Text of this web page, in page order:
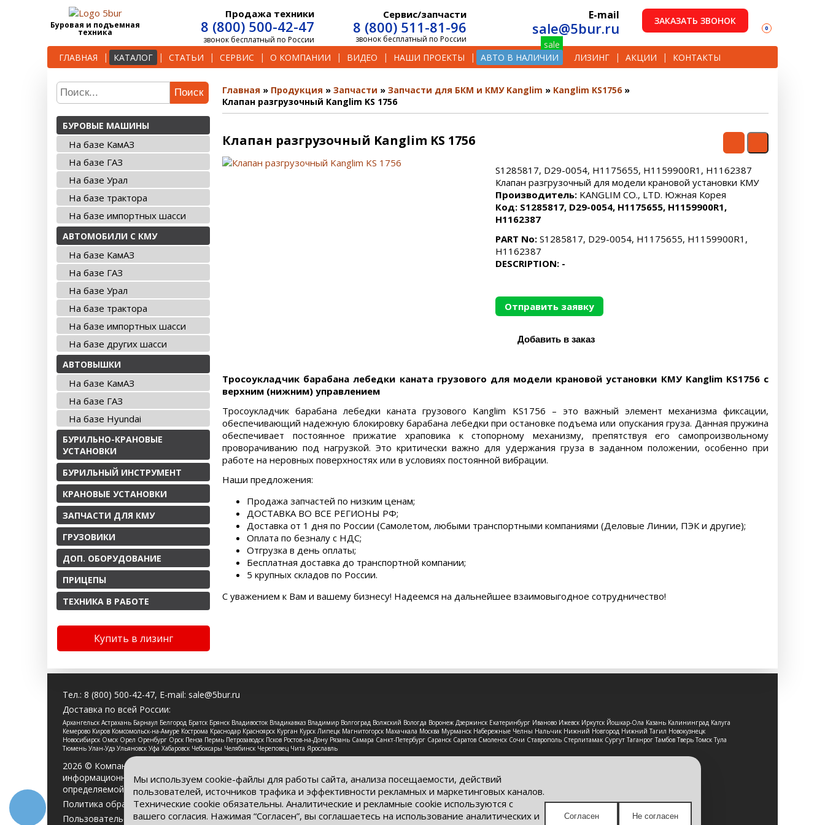
Буровая и подъемная
техника
Продажа техники
8 (800) 500-42-47
звонок бесплатный по России
Сервис/запчасти
8 (800) 511-81-96
звонок бесплатный по России
E-mail
sale@5bur.ru ЗАКАЗАТЬ ЗВОНОК
0
ГЛАВНАЯ КАТАЛОГ СТАТЬИ СЕРВИС О КОМПАНИИ ВИДЕО НАШИ ПРОЕКТЫ АВТО В НАЛИЧИИ ЛИЗИНГ АКЦИИ КОНТАКТЫ
Поиск
БУРОВЫЕ МАШИНЫ
На базе КамАЗ
На базе ГАЗ
На базе Урал
На базе трактора
На базе импортных шасси
АВТОМОБИЛИ С КМУ
На базе КамАЗ
На базе ГАЗ
На базе Урал
На базе трактора
На базе импортных шасси
На базе других шасси
АВТОВЫШКИ
На базе КамАЗ
На базе ГАЗ
На базе Hyundai
БУРИЛЬНО-КРАНОВЫЕ
УСТАНОВКИ
БУРИЛЬНЫЙ ИНСТРУМЕНТ
КРАНОВЫЕ УСТАНОВКИ
ЗАПЧАСТИ ДЛЯ КМУ
ГРУЗОВИКИ
ДОП. ОБОРУДОВАНИЕ
ПРИЦЕПЫ
ТЕХНИКА В РАБОТЕ
Купить в лизинг
Главная Продукция Запчасти Запчасти для БКМ и КМУ Kanglim
Kanglim KS1756
Клапан разгрузочный Kanglim KS 1756
Клапан разгрузочный Kanglim KS 1756
S1285817, D29-0054, H1175655, H1159900R1, H1162387
Клапан разгрузочный для модели крановой установки КМУ
Производитель: KANGLIM CO., LTD. Южная Корея
Код: S1285817, D29-0054, H1175655, H1159900R1,
H1162387
PART No: S1285817, D29-0054, H1175655, H1159900R1,
H1162387
DESCRIPTION: -
Отправить заявку
Тросоукладчик барабана лебедки каната грузового для модели крановой установки КМУ Kanglim KS1756 с
верхним (нижним) управлением
Тросоукладчик барабана лебедки каната грузового Kanglim KS1756 – это важный элемент механизма фиксации,
обеспечивающий надежную блокировку барабана лебедки при остановке подъема или опускания груза. Данная пружина
обеспечивает постоянное прижатие храповика к стопорному механизму, препятствуя его самопроизвольному
проворачиванию под нагрузкой. Это критически важно для удержания груза в заданном положении, особенно при
работе на неровных поверхностях или в условиях постоянной вибрации.
Наши предложения:
Продажа запчастей по низким ценам;
ДОСТАВКА ВО ВСЕ РЕГИОНЫ РФ;
Доставка от 1 дня по России (Самолетом, любыми транспортными компаниями (Деловые Линии, ПЭК и другие);
Оплата по безналу с НДС;
Отгрузка в день оплаты;
Бесплатная доставка до транспортной компании;
5 крупных складов по России.
С уважением к Вам и вашему бизнесу! Надеемся на дальнейшее взаимовыгодное сотрудничество!
Тел.: 8 (800) 500-42-47, E-mail: sale@5bur.ru
Доставка по всей России:
Архангельск Астрахань Барнаул Белгород Братск Брянск Владивосток Владикавказ Владимир Волгоград Волжский Вологда Воронеж Дзержинск Екатеринбург Иваново Ижевск Иркутск Йошкар-Ола Казань Калининград Калуга
Кемерово Киров Комсомольск-на-Амуре Кострома Краснодар Красноярск Курган Курск Липецк Магнитогорск Махачкала Москва Мурманск Набережные Челны Нальчик Нижний Новгород Нижний Тагил Новокузнецк
Новосибирск Омск Орел Оренбург Орск Пенза Пермь Петрозаводск Псков Ростов-на-Дону Рязань Самара Санкт-Петербург Саранск Саратов Смоленск Сочи Ставрополь Стерлитамак Сургут Таганрог Тамбов Тверь Томск Тула
Тюмень Улан-Удэ Ульяновск Уфа Хабаровск Чебоксары Челябинск Череповец Чита Ярославль
2026 © Компания «Буровые Машины». Все права защищены. Обращаем Ваше внимание на то, что данный интернет-сайт носит исключительно
информационный характер и ни при каких условиях информационные материалы и цены, размещенные на сайте, не является публичной офертой,
определяемой положениями Статьи 437 Гражданского кодекса РФ.
Политика обработки персональных данных
Пользовательское соглашение
Мы используем cookie-файлы для работы сайта, анализа посещаемости, действий
пользователей, источников трафика и эффективности рекламных и маркетинговых каналов.
Технические cookie обязательны. Аналитические и рекламные cookie используются с
вашего согласия. Нажимая “Согласен”, вы соглашаетесь на использование аналитических и
Согласен Не согласен